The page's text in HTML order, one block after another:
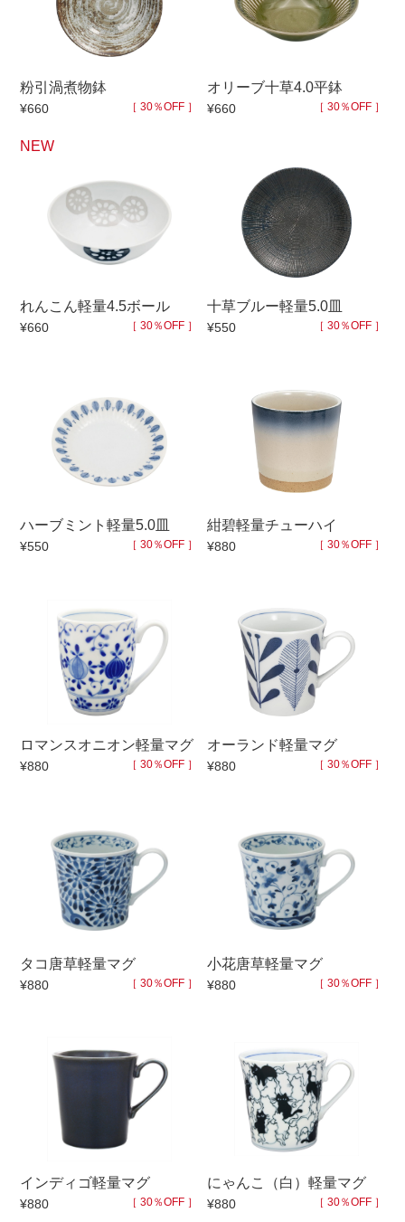
500円～ 700円～
1,500円〜
5,000円～9,999円 5,000円〜 6,000円〜
ブランド・窯名・作家名
特集
カラー
素材
手ざわり
粉引渦煮物鉢
¥660 ［ 30％OFF ］
オリーブ十草4.0平鉢
¥660 ［ 30％OFF ］
NEW
れんこん軽量4.5ボール
¥660 ［ 30％OFF ］
十草ブルー軽量5.0皿
¥550 ［ 30％OFF ］
ハーブミント軽量5.0皿
¥550 ［ 30％OFF ］
紺碧軽量チューハイ
¥880 ［ 30％OFF ］
ロマンスオニオン軽量マグ
¥880 ［ 30％OFF ］
オーランド軽量マグ
¥880 ［ 30％OFF ］
タコ唐草軽量マグ
¥880 ［ 30％OFF ］
小花唐草軽量マグ
¥880 ［ 30％OFF ］
インディゴ軽量マグ
¥880 ［ 30％OFF ］
にゃんこ（白）軽量マグ
¥880 ［ 30％OFF ］